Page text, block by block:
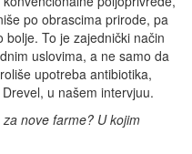
po obrascima prirode, pa
To je zajednički način
uslovima, a ne samo da
upotreba antibiotika,
u našem intervjuu.
nove farme? U kojim